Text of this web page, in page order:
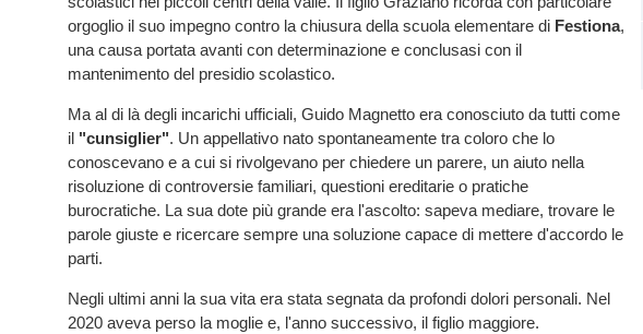
orgoglio il suo impegno contro la chiusura della scuola elementare di Festiona,
una causa portata avanti con determinazione e conclusasi con il
mantenimento del presidio scolastico.
Ma al di là degli incarichi ufficiali, Guido Magnetto era conosciuto da tutti come
il "cunsiglier". Un appellativo nato spontaneamente tra coloro che lo
conoscevano e a cui si rivolgevano per chiedere un parere, un aiuto nella
risoluzione di controversie familiari, questioni ereditarie o pratiche
burocratiche. La sua dote più grande era l'ascolto: sapeva mediare, trovare le
parole giuste e ricercare sempre una soluzione capace di mettere d'accordo le
parti.
Negli ultimi anni la sua vita era stata segnata da profondi dolori personali. Nel
2020 aveva perso la moglie e, l'anno successivo, il figlio maggiore.